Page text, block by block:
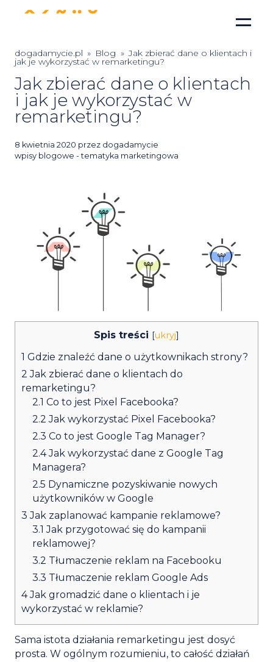
dogadamycie.pl » Blog » Jak zbierać dane o klientach i
jak je wykorzystać w remarketingu?
Jak zbierać dane o klientach
i jak je wykorzystać w
remarketingu?
Posted
on
8 kwietnia 2020 przez dogadamycie
wpisy blogowe - tematyka marketingowa
Spis treści [ukryj]
1 Gdzie znaleźć dane o użytkownikach strony?
2 Jak zbierać dane o klientach do
remarketingu?
2.1 Co to jest Pixel Facebooka?
2.2 Jak wykorzystać Pixel Facebooka?
2.3 Co to jest Google Tag Manager?
2.4Jak wykorzystać dane z Google Tag
Managera?
2.5 Dynamiczne pozyskiwanie nowych
użytkowników w Google
3 Jak zaplanować kampanie reklamowe?
3.1 Jak przygotować się do kampanii
reklamowej?
3.2 Tłumaczenie reklam na Facebooku
3.3 Tłumaczenie reklam Google Ads
4Jak gromadzić dane o klientach i je
wykorzystać w reklamie?
Sama istota działania remarketingu jest dosyć
prosta. W ogólnym rozumieniu, to całość działań